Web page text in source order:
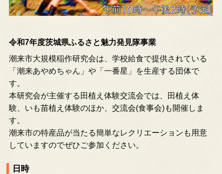
令和7年度茨城県ふるさと魅力発見隊事業
潮来市大規模稲作研究会は、学校給食で提供されている
「潮来あやめちゃん」や「一番星」を生産する団体で
す。
本研究会が主催する田植え体験交流会では、田植え体
験、いも苗植え体験のほか、交流会(食事会)も開催しま
す。
潮来市の特産品が当たる簡単なレクリエーションも用意
していますのでぜひご参加ください。
日時